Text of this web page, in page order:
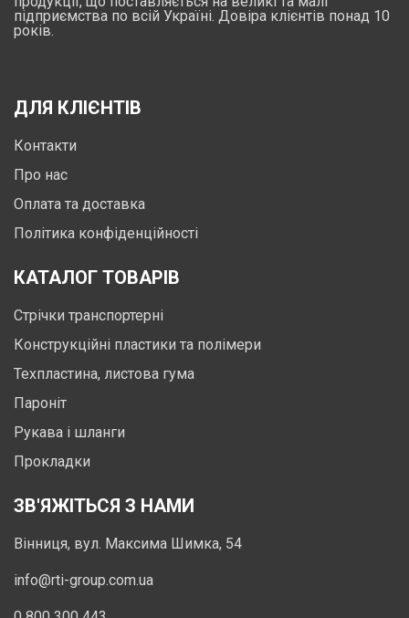
підприємства по всій Україні. Довіра клієнтів понад 10
років.
ДЛЯ КЛІЄНТІВ
Контакти
Про нас
Оплата та доставка
Політика конфіденційності
КАТАЛОГ ТОВАРІВ
Стрічки транспортерні
Конструкційні пластики та полімери
Техпластина, листова гума
Пароніт
Рукава і шланги
Прокладки
ЗВ'ЯЖІТЬСЯ З НАМИ
Вінниця, вул. Максима Шимка, 54
info@rti-group.com.ua